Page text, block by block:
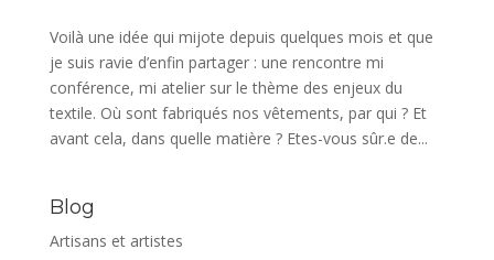
Voilà une idée qui mijote depuis quelques mois et que
je suis ravie d’enfin partager : une rencontre mi
conférence, mi atelier sur le thème des enjeux du
textile. Où sont fabriqués nos vêtements, par qui ? Et
avant cela, dans quelle matière ? Etes-vous sûr.e de...
Blog
Artisans et artistes